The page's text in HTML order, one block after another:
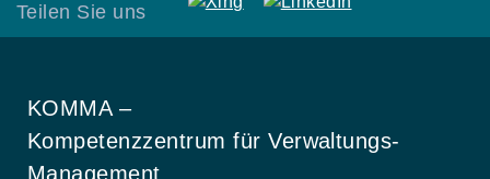
Teilen Sie uns
KOMMA –
Kompetenzzentrum für Verwaltungs-
Management